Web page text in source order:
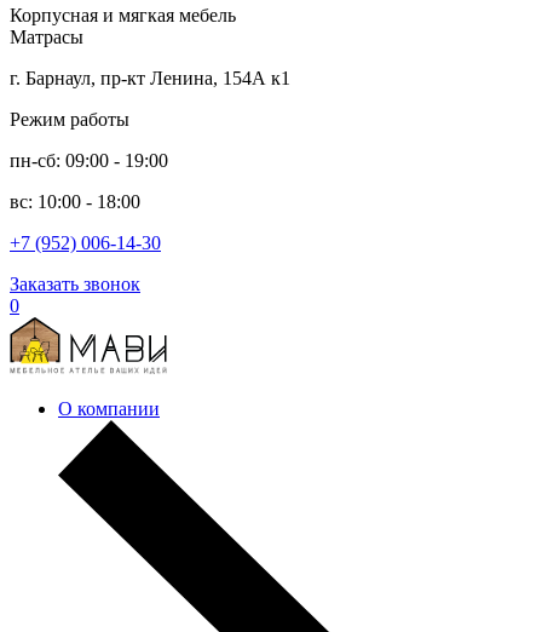
Корпусная и мягкая мебель
Матрасы
г. Барнаул, пр-кт Ленина, 154А к1
Режим работы
пн-сб: 09:00 - 19:00
вс: 10:00 - 18:00
+7 (952) 006-14-30
Заказать звонок
0
О компании